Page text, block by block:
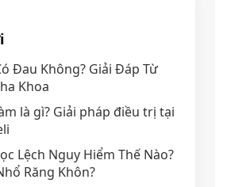
Đau Không? Giải Đáp Từ
Khoa
là gì? Giải pháp điều trị tại
Lệch Nguy Hiểm Thế Nào?
Răng Khôn?